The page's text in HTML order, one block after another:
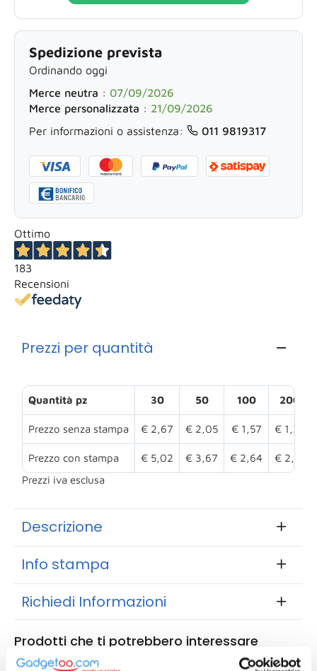
Spedizione prevista
Ordinando oggi
Merce neutra : 07/09/2026
Merce personalizzata : 21/09/2026
Per informazioni o assistenza:
011 9819317
Ottimo
183
Recensioni
Prezzi per quantità
Quantità pz 30 50 100 200
Prezzo senza stampa € 2,67 € 2,05 € 1,57 € 1,35
Prezzo con stampa € 5,02 € 3,67 € 2,64
€ 2,15
Prezzi iva esclusa
Descrizione
Info stampa
Richiedi Informazioni
Prodotti che ti potrebbero interessare